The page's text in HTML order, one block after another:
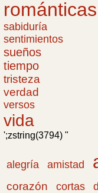
románticas
sabiduría
sentimientos
sueños
tiempo
tristeza
verdad
versos
vida
';zstring(3794) "
alegría amistad
corazón
cortas